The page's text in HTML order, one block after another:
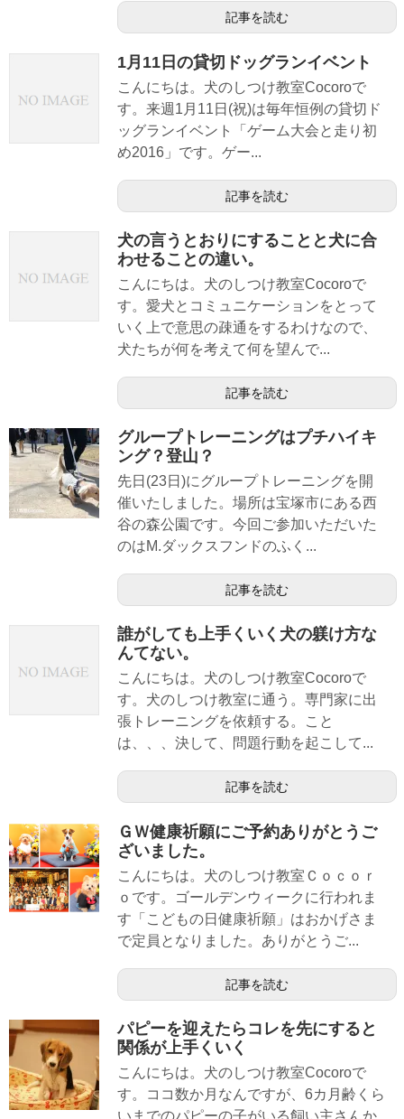
記事を読む
1月11日の貸切ドッグランイベント
こんにちは。犬のしつけ教室Cocoroで
す。来週1月11日(祝)は毎年恒例の貸切ド
ッグランイベント「ゲーム大会と走り初
め2016」です。ゲー...
記事を読む
犬の言うとおりにすることと犬に合
わせることの違い。
こんにちは。犬のしつけ教室Cocoroで
す。愛犬とコミュニケーションをとって
いく上で意思の疎通をするわけなので、
犬たちが何を考えて何を望んで...
記事を読む
グループトレーニングはプチハイキ
ング？登山？
先日(23日)にグループトレーニングを開
催いたしました。場所は宝塚市にある西
谷の森公園です。今回ご参加いただいた
のはM.ダックスフンドのふく...
記事を読む
誰がしても上手くいく犬の躾け方な
んてない。
こんにちは。犬のしつけ教室Cocoroで
す。犬のしつけ教室に通う。専門家に出
張トレーニングを依頼する。こと
は、、、決して、問題行動を起こして...
記事を読む
ＧＷ健康祈願にご予約ありがとうご
ざいました。
こんにちは。犬のしつけ教室Ｃｏｃｏｒ
ｏです。ゴールデンウィークに行われま
す「こどもの日健康祈願」はおかげさま
で定員となりました。ありがとうご...
記事を読む
パピーを迎えたらコレを先にすると
関係が上手くいく
こんにちは。犬のしつけ教室Cocoroで
す。ココ数か月なんですが、6カ月齢くら
いまでのパピーの子がいる飼い主さんか